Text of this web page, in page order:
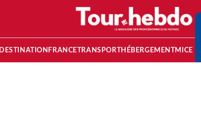
DESTINATION FRANCETRANSPORT HÉBERGEMENTMICE